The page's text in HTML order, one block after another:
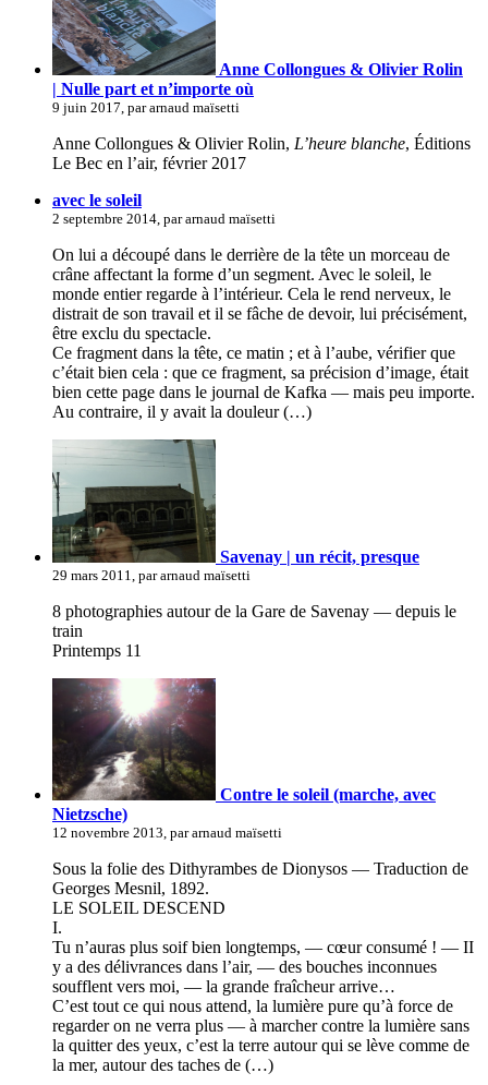
Anne Collongues & Olivier Rolin
| Nulle part et n’importe où
9 juin 2017, par arnaud maïsetti
Anne Collongues & Olivier Rolin, L’heure blanche, Éditions
Le Bec en l’air, février 2017
avec le soleil
2 septembre 2014, par arnaud maïsetti
On lui a découpé dans le derrière de la tête un morceau de
crâne affectant la forme d’un segment. Avec le soleil, le
monde entier regarde à l’intérieur. Cela le rend nerveux, le
distrait de son travail et il se fâche de devoir, lui précisément,
être exclu du spectacle.
Ce fragment dans la tête, ce matin ; et à l’aube, vérifier que
c’était bien cela : que ce fragment, sa précision d’image, était
bien cette page dans le journal de Kafka — mais peu importe.
Au contraire, il y avait la douleur (…)
Savenay | un récit, presque
29 mars 2011, par arnaud maïsetti
8 photographies autour de la Gare de Savenay — depuis le
train
Printemps 11
Contre le soleil (marche, avec
Nietzsche)
12 novembre 2013, par arnaud maïsetti
Sous la folie des Dithyrambes de Dionysos — Traduction de
Georges Mesnil, 1892.
LE SOLEIL DESCEND
I.
Tu n’auras plus soif bien longtemps, — cœur consumé ! — II
y a des délivrances dans l’air, — des bouches inconnues
soufflent vers moi, — la grande fraîcheur arrive…
C’est tout ce qui nous attend, la lumière pure qu’à force de
regarder on ne verra plus — à marcher contre la lumière sans
la quitter des yeux, c’est la terre autour qui se lève comme de
la mer, autour des taches de (…)